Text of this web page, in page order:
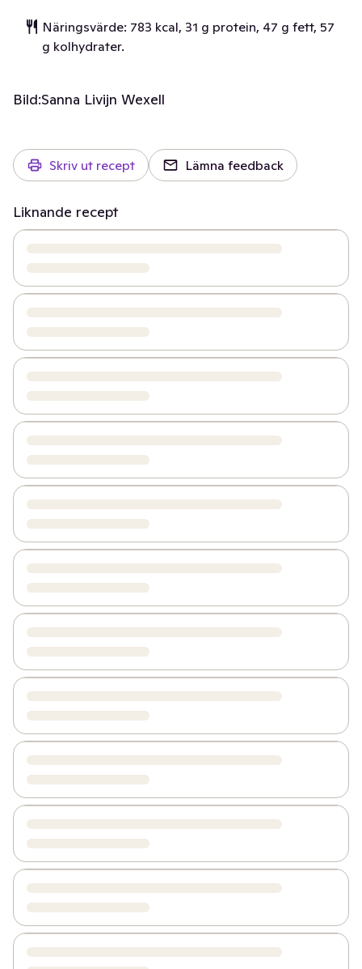
Näringsvärde: 783 kcal, 31 g protein, 47 g fett, 57
g kolhydrater.
Bild:Sanna Livijn Wexell
Skriv ut recept Lämna feedback
Liknande recept